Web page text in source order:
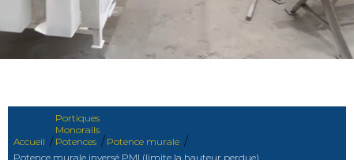
Accueil /
Portiques
Monorails
Potences / Potence murale /
Potence murale inversé PMI (limite la hauteur perdue)